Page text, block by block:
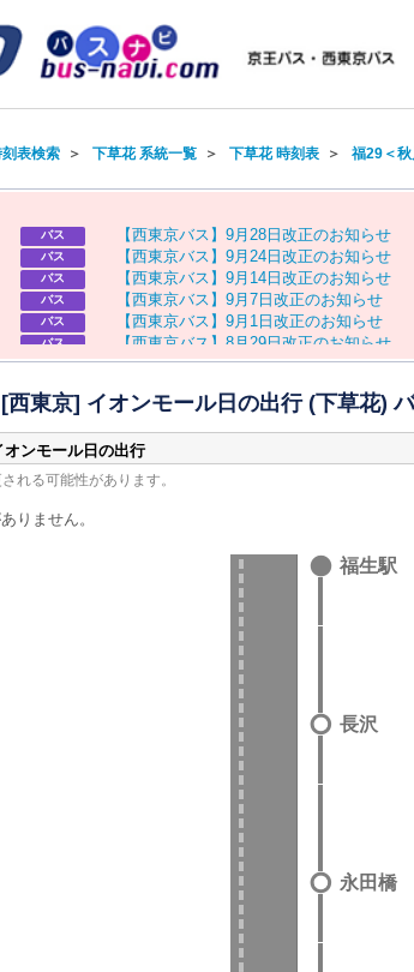
表検索＞ 下草花 系統一覧＞ 下草花 時刻表＞ 福29＜
バス 【西東京バス 】 9月 28 日 改正のお知 らせ
バス 【西東京バス 】 9月 24 日 改正のお知 らせ
バス 【西東京バス 】 9月 14 日 改正のお知 らせ
バス 【西東京バス 】 9月 7 日 改正のお知 らせ
バス 【西東京バス 】 9月 1 日 改正のお知 らせ
バス 【西東京バス 】 8 月 29日改正のお知 らせ
バス 【京王バス】お盆ダイヤのお知らせ
東京] イオンモール日の出行 (下草花)
ンモール日の出行
れる可能性があります。
りません。
福生駅
長沢
永田橋